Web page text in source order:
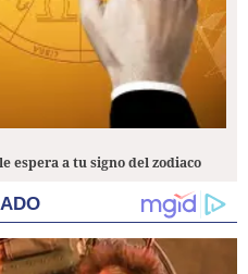
espera a tu signo del zodiaco